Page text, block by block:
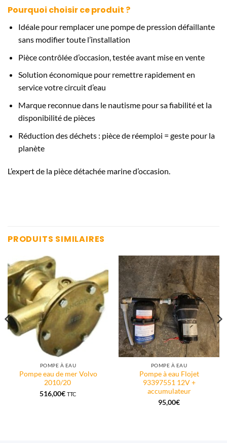
Pourquoi choisir ce produit ?
Idéale pour remplacer une pompe de pression défaillante
sans modifier toute l’installation
Pièce contrôlée d’occasion, testée avant mise en vente
Solution économique pour remettre rapidement en
service votre circuit d’eau
Marque reconnue dans le nautisme pour sa fiabilité et la
disponibilité de pièces
Réduction des déchets : pièce de réemploi = geste pour la
planète
L’expert de la pièce détachée marine d’occasion.
PRODUITS SIMILAIRES
POMPE À EAU
Pompe eau de mer Volvo
2010/20
516,00€ TTC
POMPE À EAU
Pompe à eau Flojet
93397551 12V +
accumulateur
95,00€